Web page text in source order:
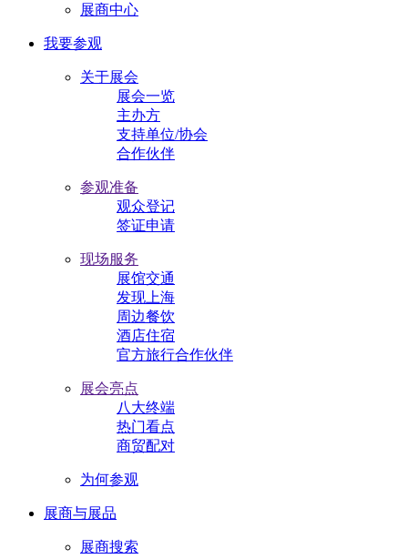
展商中心
我要参观
关于展会
展会一览
主办方
支持单位/协会
合作伙伴
参观准备
观众登记
签证申请
现场服务
展馆交通
发现上海
周边餐饮
酒店住宿
官方旅行合作伙伴
展会亮点
八大终端
热门看点
商贸配对
为何参观
展商与展品
展商搜索